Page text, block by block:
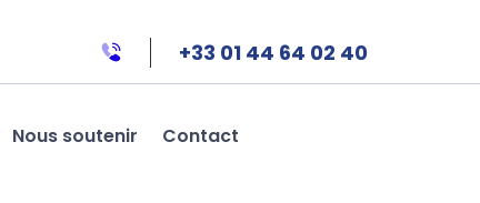
+33 01 44 64 02 40
Nous soutenir Contact